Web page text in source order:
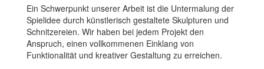
Ein Schwerpunkt unserer Arbeit ist die Untermalung der
Spielidee durch künstlerisch gestaltete Skulpturen und
Schnitzereien. Wir haben bei jedem Projekt den
Anspruch, einen vollkommenen Einklang von
Funktionalität und kreativer Gestaltung zu erreichen.